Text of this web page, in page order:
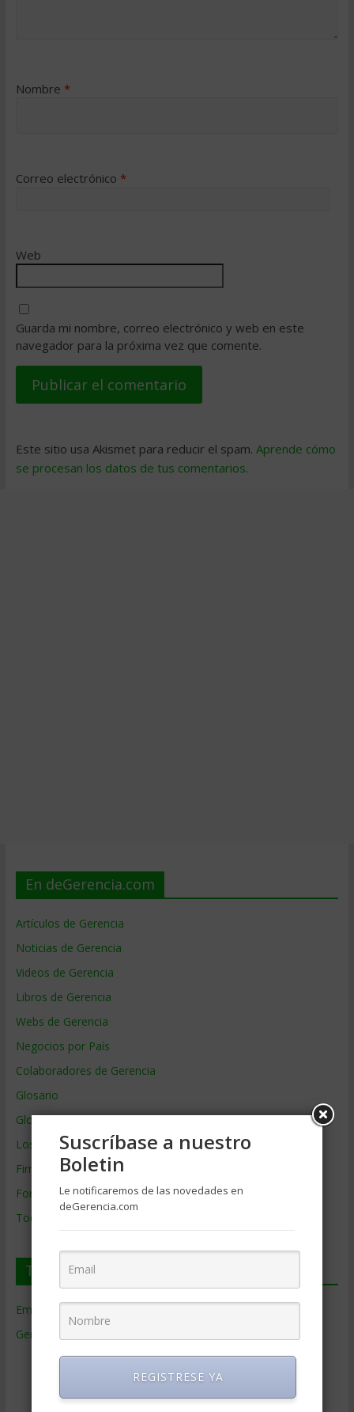
Nombre *
Correo electrónico *
Web
Guarda mi nombre, correo electrónico y web en este
navegador para la próxima vez que comente.
Este sitio usa Akismet para reducir el spam. Aprende cómo
se procesan los datos de tus comentarios.
En deGerencia.com
Artículos de Gerencia
Noticias de Gerencia
Videos de Gerencia
Libros de Gerencia
Webs de Gerencia
Negocios por País
Colaboradores de Gerencia
Glosario
Glosario Inglés – Español
Los mejores MBA
Firmas de Gerencia
Formación de Gerencia
Todos los Temas
Temas de Gerencia
Empresas de Gerencia
Gerencia
Ciencias Económicas(80)
Educacion Gerencial(454)
Suscríbase a nuestro
Boletin
Le notificaremos de las novedades en
deGerencia.com
REGISTRESE YA